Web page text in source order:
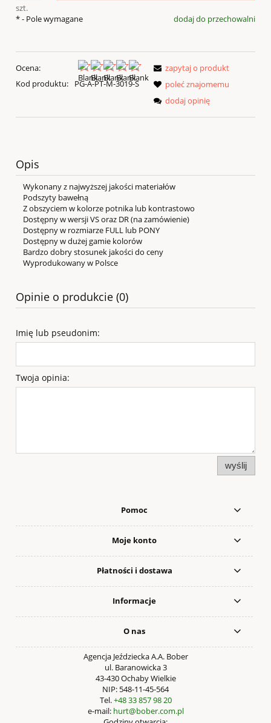
szt.
dodaj do przechowalni
*- Pole wymagane
Ocena:
Kod produktu:
PG-A-PT-M-3019-S
zapytaj o produkt
poleć znajomemu
dodaj opinię
Opis
Wykonany z najwyższej jakości materiałów
Podszyty bawełną
Z obszyciem w kolorze potnika lub kontrastowo
Dostępny w wersji VS oraz DR (na zamówienie)
Dostępny w rozmiarze FULL lub PONY
Dostępny w dużej gamie kolorów
Bardzo dobry stosunek jakości do ceny
Wyprodukowany w Polsce
Opinie o produkcie (0)
Imię lub pseudonim:
Twoja opinia:
wyślij
Pomoc
Moje konto
Płatności i dostawa
Informacje
O nas
Agencja Jeździecka A.A. Bober
ul. Baranowicka 3
43-430 Ochaby Wielkie
NIP: 548-11-45-564
Tel.+48 33 857 98 20
e-mail: hurt@bober.com.pl